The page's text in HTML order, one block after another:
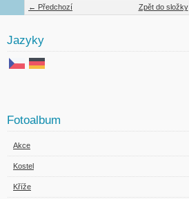
← Předchozí Zpět do složky
Jazyky
Fotoalbum
Akce
Kostel
Kříže